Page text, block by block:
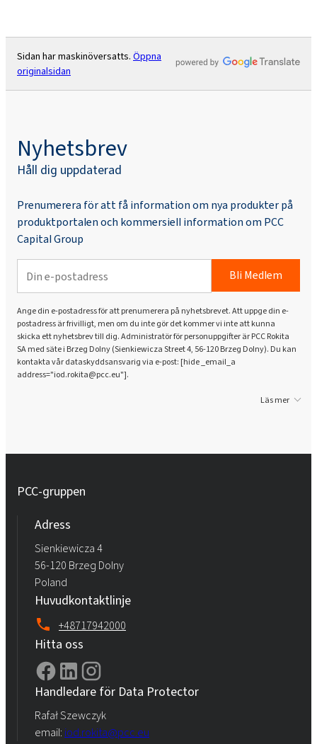
Sidan har maskinöversatts. Öppna
originalsidan
Nyhetsbrev
Håll dig uppdaterad
Prenumerera för att få information om nya produkter på
produktportalen och kommersiell information om PCC
Capital Group
Bli Medlem
Ange din e-postadress för att prenumerera på nyhetsbrevet. Att uppge din e-
postadress är frivilligt, men om du inte gör det kommer vi inte att kunna
skicka ett nyhetsbrev till dig. Administratör för personuppgifter är PCC Rokita
SA med säte i Brzeg Dolny (Sienkiewicza Street 4, 56-120 Brzeg Dolny). Du kan
kontakta vår dataskyddsansvarig via e-post: [hide _email_a
address="iod.rokita@pcc.eu"].
Läs mer
PCC-gruppen
Adress
Sienkiewicza 4
56-120 Brzeg Dolny
Poland
Huvudkontaktlinje
+48717942000
Hitta oss
Handledare för Data Protector
Rafał Szewczyk
email: iod.rokita@pcc.eu